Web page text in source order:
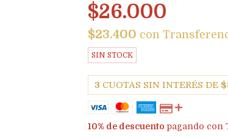
$26.000
$23.400 con
SIN STOCK
3 CUOTAS SIN INTERÉS DE
10% de descuento pagando con